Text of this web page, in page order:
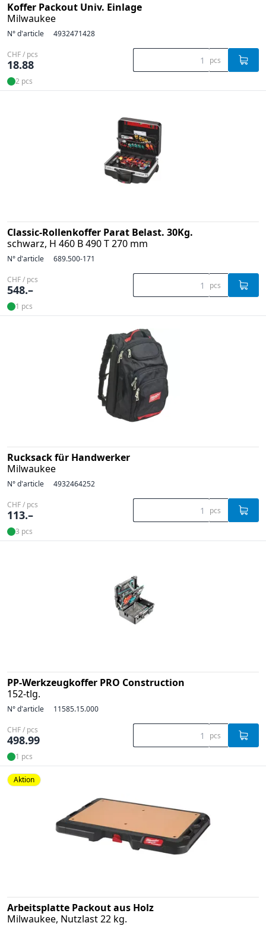
Koffer Packout Univ. Einlage
Milwaukee
N° d'article 4932471428
CHF / pcs
18.88 pcs
2 pcs
Classic-Rollenkoffer Parat Belast. 30Kg.
schwarz, H 460 B 490 T 270 mm
N° d'article 689.500-171
CHF / pcs
548.– pcs
1 pcs
Rucksack für Handwerker
Milwaukee
N° d'article 4932464252
CHF / pcs
113.– pcs
3 pcs
PP-Werkzeugkoffer PRO Construction
152-tlg.
N° d'article 11585.15.000
CHF / pcs
498.99 pcs
1 pcs
Aktion
Arbeitsplatte Packout aus Holz
Milwaukee, Nutzlast 22 kg.